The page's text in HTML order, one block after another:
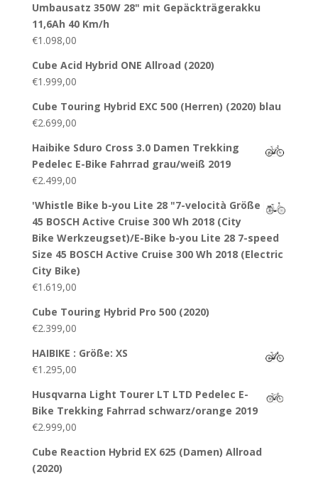
Umbausatz 350W 28" mit Gepäckträgerakku
11,6Ah 40 Km/h
€1.098,00
Cube Acid Hybrid ONE Allroad (2020)
€1.999,00
Cube Touring Hybrid EXC 500 (Herren) (2020) blau
€2.699,00
Haibike Sduro Cross 3.0 Damen Trekking
Pedelec E-Bike Fahrrad grau/weiß 2019
€2.499,00
'Whistle Bike b-you Lite 28 "7-velocità Größe
45 BOSCH Active Cruise 300 Wh 2018 (City
Bike Werkzeugset)/E-Bike b-you Lite 28 7-speed
Size 45 BOSCH Active Cruise 300 Wh 2018 (Electric
City Bike)
€1.619,00
Cube Touring Hybrid Pro 500 (2020)
€2.399,00
HAIBIKE : Größe: XS
€1.295,00
Husqvarna Light Tourer LT LTD Pedelec E-
Bike Trekking Fahrrad schwarz/orange 2019
€2.999,00
Cube Reaction Hybrid EX 625 (Damen) Allroad
(2020)